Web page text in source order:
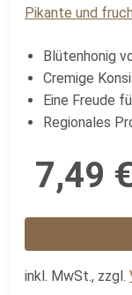
Pikante und
Blütenhonig
Cremige
Eine Freude
Regionales
7,49 €
inkl. MwSt., zzgl.